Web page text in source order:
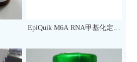
EpiQuik M6A RNA甲基化定量
次）